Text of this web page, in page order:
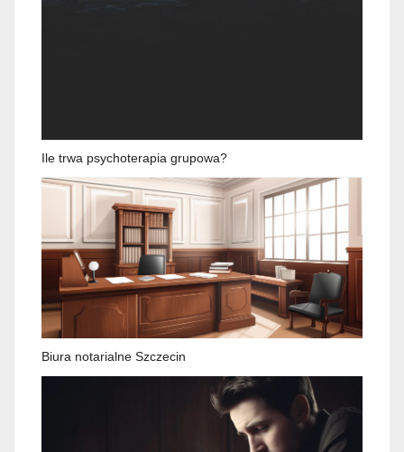
Ile trwa psychoterapia grupowa?
Biura notarialne Szczecin